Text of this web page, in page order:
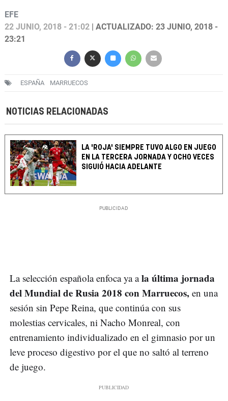
EFE
22 JUNIO, 2018 - 21:02 | ACTUALIZADO: 23 JUNIO, 2018 -
23:21
ESPAÑA MARRUECOS
NOTICIAS RELACIONADAS
LA 'ROJA' SIEMPRE TUVO ALGO EN JUEGO
EN LA TERCERA JORNADA Y OCHO VECES
SIGUIÓ HACIA ADELANTE
La selección española enfoca ya ala última jornada
del Mundial de Rusia 2018 con Marruecos, en una
sesión sin Pepe Reina, que continúa con sus
molestias cervicales, ni Nacho Monreal, con
entrenamiento individualizado en el gimnasio por un
leve proceso digestivo por el que no saltó al terreno
de juego.